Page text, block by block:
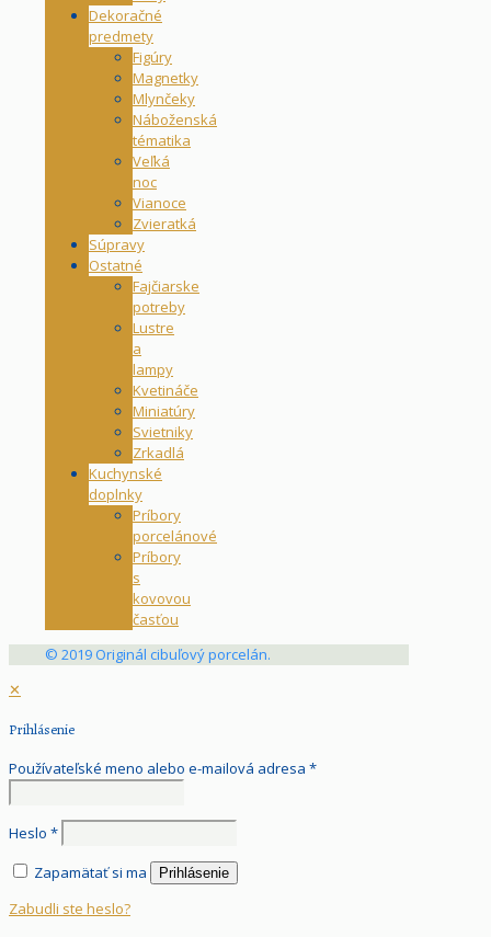
Dekoračné
predmety
Figúry
Magnetky
Mlynčeky
Náboženská
tématika
Veľká
noc
Vianoce
Zvieratká
Súpravy
Ostatné
Fajčiarske
potreby
Lustre
a
lampy
Kvetináče
Miniatúry
Svietniky
Zrkadlá
Kuchynské
doplnky
Príbory
porcelánové
Príbory
s
kovovou
časťou
© 2019 Originál cibuľový porcelán.
✕
Prihlásenie
Používateľské meno alebo e-mailová adresa *
Heslo *
Zapamätať si ma
Prihlásenie
Zabudli ste heslo?